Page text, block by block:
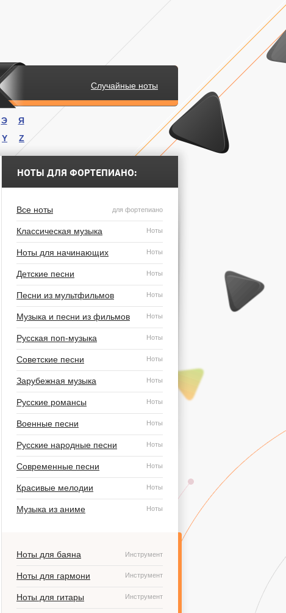
Случайные ноты
.
Э
Я
Y Z
НОТЫ ДЛЯ ФОРТЕПИАНО:
Все ноты для фортепиано
Классическая музыка Ноты
Ноты для начинающих Ноты
Детские песни Ноты
Песни из мультфильмов Ноты
Музыка и песни из фильмов Ноты
Русская поп-музыка Ноты
Советские песни Ноты
Зарубежная музыка Ноты
Русские романсы Ноты
Военные песни Ноты
Русские народные песни Ноты
Современные песни Ноты
Красивые мелодии Ноты
Музыка из аниме Ноты
Ноты для баяна Инструмент
Ноты для гармони Инструмент
Ноты для гитары Инструмент